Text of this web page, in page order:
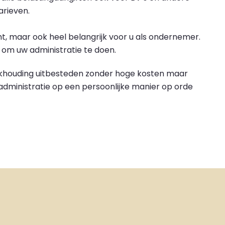
maar ook heel belangrijk voor u als ondernemer.
uw administratie te doen.
uitbesteden zonder hoge kosten maar
op een persoonlijke manier op orde